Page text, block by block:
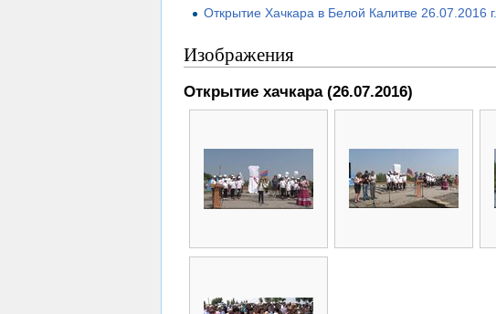
Открытие Хачкара в Белой Калитве 26.07.2016 г.
Изображения
Открытие хачкара (26.07.2016)